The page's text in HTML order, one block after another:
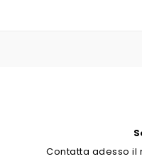
Contatta adesso il